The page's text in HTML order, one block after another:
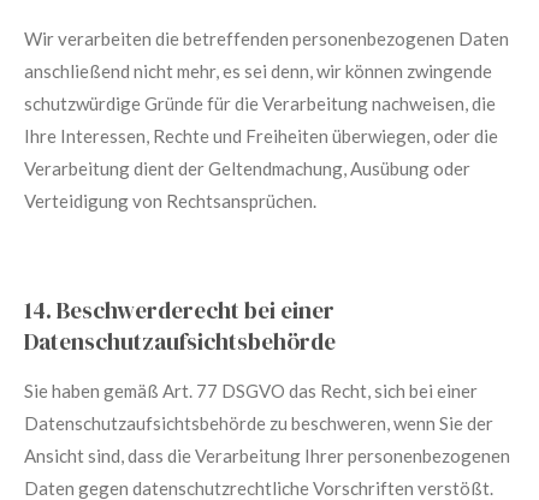
Wir verarbeiten die betreffenden personenbezogenen Daten
anschließend nicht mehr, es sei denn, wir können zwingende
schutzwürdige Gründe für die Verarbeitung nachweisen, die
Ihre Interessen, Rechte und Freiheiten überwiegen, oder die
Verarbeitung dient der Geltendmachung, Ausübung oder
Verteidigung von Rechtsansprüchen.
14. Beschwerderecht bei einer
Datenschutzaufsichtsbehörde
Sie haben gemäß Art. 77 DSGVO das Recht, sich bei einer
Datenschutzaufsichtsbehörde zu beschweren, wenn Sie der
Ansicht sind, dass die Verarbeitung Ihrer personenbezogenen
Daten gegen datenschutzrechtliche Vorschriften verstößt.